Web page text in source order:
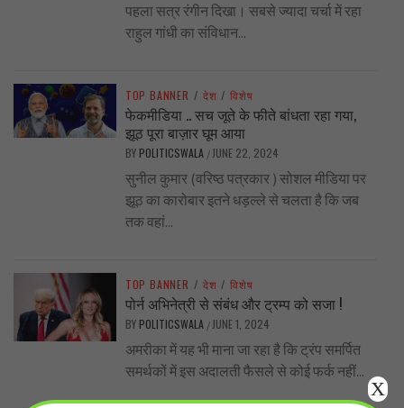
पहला सत्र रंगीन दिखा। सबसे ज्यादा चर्चा में रहा
राहुल गांधी का संविधान...
TOP BANNER / देश / विशेष
फेकमीडिया .. सच जूते के फीते बांधता रहा गया,
झूठ पूरा बाज़ार घूम आया
BY POLITICSWALA / JUNE 22, 2024
सुनील कुमार (वरिष्ठ पत्रकार ) सोशल मीडिया पर
झूठ का कारोबार इतने धड़ल्ले से चलता है कि जब
तक वहां...
TOP BANNER / देश / विशेष
पोर्न अभिनेत्री से संबंध और ट्रम्प को सजा !
BY POLITICSWALA / JUNE 1, 2024
अमरीका में यह भी माना जा रहा है कि ट्रंप समर्पित
समर्थकों में इस अदालती फैसले से कोई फर्क नहीं...
X